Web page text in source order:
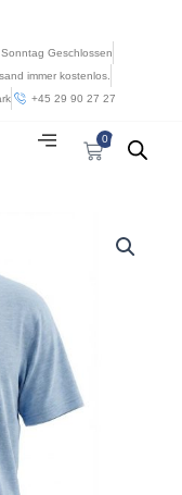
Geschlossen
immer kostenlos.
+45 29 90 27 27
0
Warenkorb